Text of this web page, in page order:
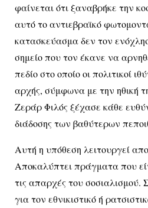
φαίνεται ότι ξαναβρήκε την
αυτό το αντιεβραϊκό
κατασκεύασμα δεν τον
σημείο που τον έκανε να
πεδίο στο οποίο οι πολιτικοί
αρχής, σύμφωνα με την ηθική
Ζεράρ Φιλός ξέχασε κάθε
διάδοσης των βαθύτερων
Αυτή η υπόθεση λειτουργεί
Αποκαλύπτει πράγματα που
τις απαρχές του
για τον εθνικιστικό ή